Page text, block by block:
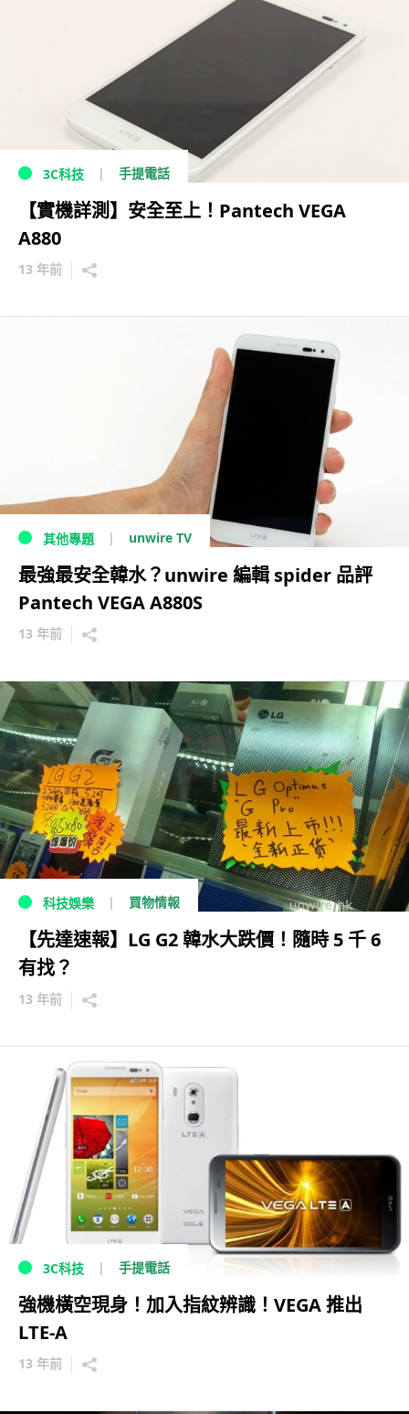
3C科技 手提電話
【實機詳測】安全至上！Pantech VEGA
A880
13 年前
其他專題 unwire TV
最強最安全韓水？unwire 編輯 spider 品評
Pantech VEGA A880S
13 年前
科技娛樂 買物情報
【先達速報】LG G2 韓水大跌價！隨時 5 千 6
有找？
13 年前
3C科技 手提電話
強機橫空現身！加入指紋辨識！VEGA 推出
LTE-A
13 年前